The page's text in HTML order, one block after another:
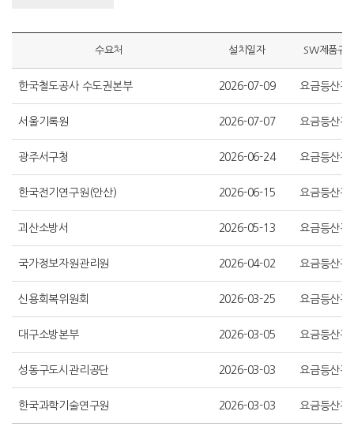
수요처 설치일자 SW제품규
한국철도공사 수도권본부 2026-07-09 요금등산관
서울기록원 2026-07-07 요금등산관
광주서구청 2026-06-24 요금등산관
한국전기연구원(안산) 2026-06-15 요금등산관
괴산소방서 2026-05-13 요금등산관
국가정보자원관리원 2026-04-02 요금등산관
신용회복위원회 2026-03-25 요금등산관
대구소방본부 2026-03-05 요금등산관
성동구도시관리공단 2026-03-03 요금등산관
한국과학기술연구원 2026-03-03 요금등산관